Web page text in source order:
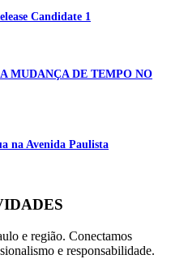
Candidate 1
MUDANÇA DE TEMPO NO
na Avenida Paulista
e região. Conectamos
e responsabilidade.